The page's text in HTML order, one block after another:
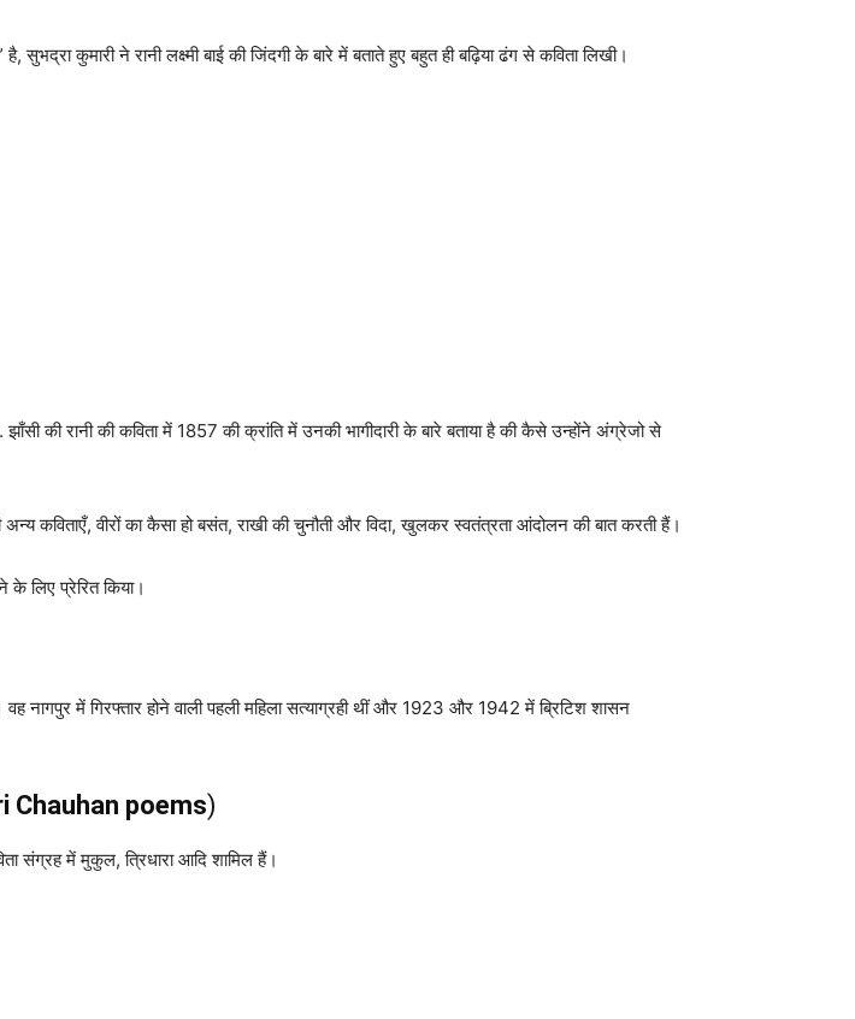
कुमारी ने रानी लक्ष्मी बाई की जिंदगी के बारे में बताते हुए बहुत ही बढ़िया ढंग से कविता लिखी।
की रानी की कविता में 1857 की क्रांति में उनकी भागीदारी के बारे बताया है की कैसे उन्होंने अंग्रेजो से
कविताएँ, वीरों का कैसा हो बसंत, राखी की चुनौती और विदा, खुलकर स्वतंत्रता आंदोलन की बात करती हैं।
के लिए प्रेरित किया।
नागपुर में गिरफ्तार होने वाली पहली महिला सत्याग्रही थीं और 1923 और 1942 में ब्रिटिश शासन
Chauhan poems)
संग्रह में मुकुल, त्रिधारा आदि शामिल हैं।